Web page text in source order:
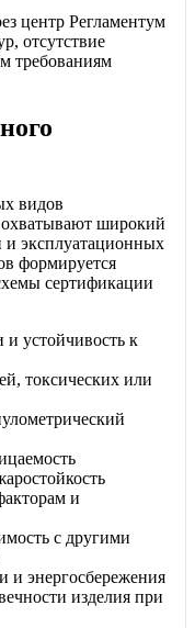
центр Регламентум
отсутствие
требованиям
видов
охватывают широкий
и эксплуатационных
формируется
сертификации
и устойчивость к
токсических или
и
с другими
и энергосбережения
изделия при